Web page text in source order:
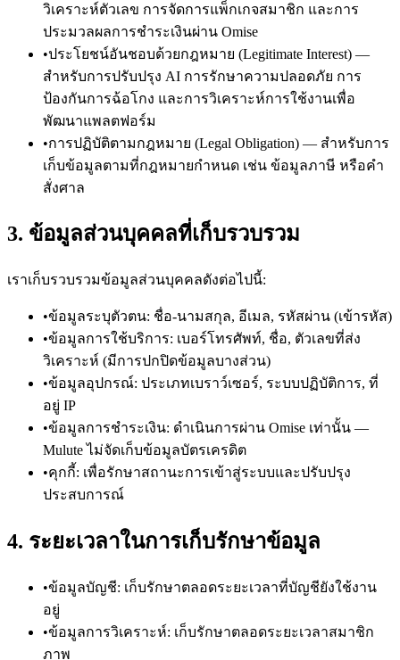
วิเคราะห์ตัวเลข การจัดการแพ็กเกจสมาชิก และการ
ประมวลผลการชำระเงินผ่าน Omise
•ประโยชน์อันชอบด้วยกฎหมาย (Legitimate Interest) —
สำหรับการปรับปรุง AI การรักษาความปลอดภัย การ
ป้องกันการฉ้อโกง และการวิเคราะห์การใช้งานเพื่อ
พัฒนาแพลตฟอร์ม
•การปฏิบัติตามกฎหมาย (Legal Obligation) — สำหรับการ
เก็บข้อมูลตามที่กฎหมายกำหนด เช่น ข้อมูลภาษี หรือคำ
สั่งศาล
3. ข้อมูลส่วนบุคคลที่เก็บรวบรวม
เราเก็บรวบรวมข้อมูลส่วนบุคคลดังต่อไปนี้:
•ข้อมูลระบุตัวตน: ชื่อ-นามสกุล, อีเมล, รหัสผ่าน (เข้ารหัส)
•ข้อมูลการใช้บริการ: เบอร์โทรศัพท์, ชื่อ, ตัวเลขที่ส่ง
วิเคราะห์ (มีการปกปิดข้อมูลบางส่วน)
•ข้อมูลอุปกรณ์: ประเภทเบราว์เซอร์, ระบบปฏิบัติการ, ที่
อยู่ IP
•ข้อมูลการชำระเงิน: ดำเนินการผ่าน Omise เท่านั้น —
Mulute ไม่จัดเก็บข้อมูลบัตรเครดิต
•คุกกี้: เพื่อรักษาสถานะการเข้าสู่ระบบและปรับปรุง
ประสบการณ์
4. ระยะเวลาในการเก็บรักษาข้อมูล
•ข้อมูลบัญชี: เก็บรักษาตลอดระยะเวลาที่บัญชียังใช้งาน
อยู่
•ข้อมูลการวิเคราะห์: เก็บรักษาตลอดระยะเวลาสมาชิก
ภาพ